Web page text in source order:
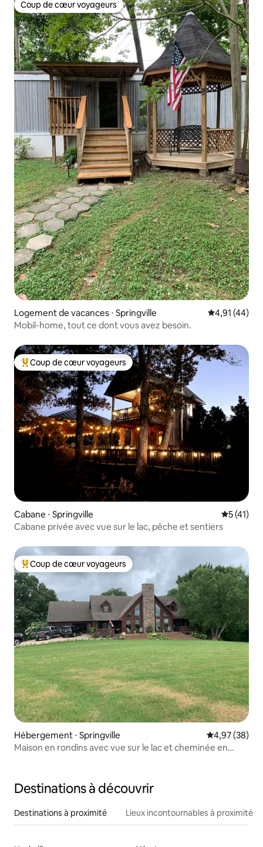
Coup de cœur voyageurs
Coup de cœur voyageurs
Logement de vacances ⋅ Springville Évaluation
4,91 (44)
Mobil-home, tout ce dont vous avez besoin.
Coups de cœur voyageurs les plus appréciés
Coup de cœur voyageurs
Cabane ⋅ Springville
5 (41)
Cabane privée avec vue sur le lac, pêche et sentiers
Coups de cœur voyageurs les plus appréciés
Coup de cœur voyageurs
Hébergement ⋅ Springville Évaluation
4,97 (38)
Maison en rondins avec vue sur le lac et cheminée en
Destinations à découvrir
Destinations à proximité Lieux incontournables à proximité